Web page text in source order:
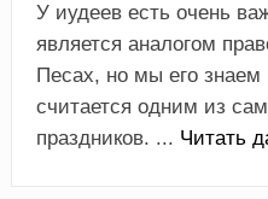
У иудеев есть очень
является аналогом
Песах, но мы его
считается одним из
праздников. ... Читать